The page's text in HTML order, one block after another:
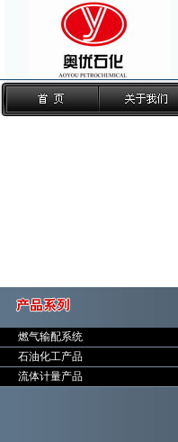
燃气输配系统
石油化工产品
流体计量产品